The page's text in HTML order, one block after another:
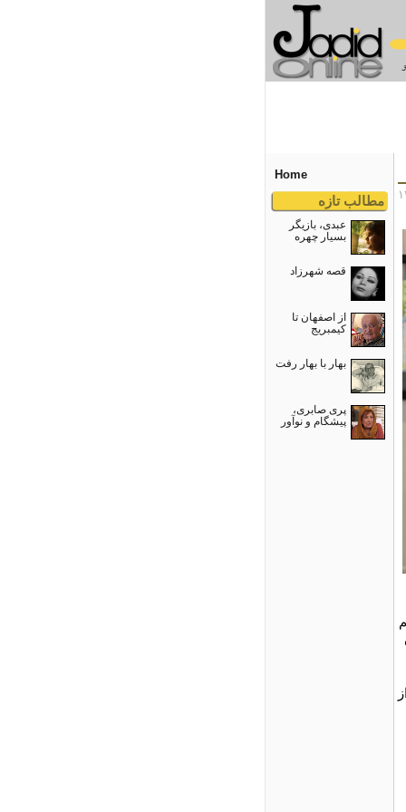
Home
مطالب تازه
عبدی، بازیگر
بسیار چهره
قصه شهرزاد
از اصفهان تا
کیمبریج
بهار با بهار رفت
پری صابری،
پیشگام و نوآور